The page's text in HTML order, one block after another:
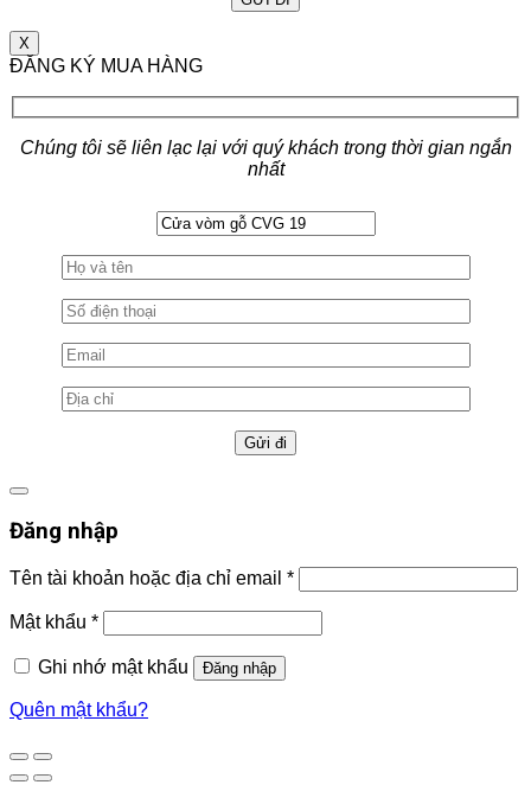
X
ĐĂNG KÝ MUA HÀNG
Chúng tôi sẽ liên lạc lại với quý khách trong thời gian ngắn
nhất
Đăng nhập
Tên tài khoản hoặc địa chỉ email *
Mật khẩu *
Ghi nhớ mật khẩu Đăng nhập
Quên mật khẩu?